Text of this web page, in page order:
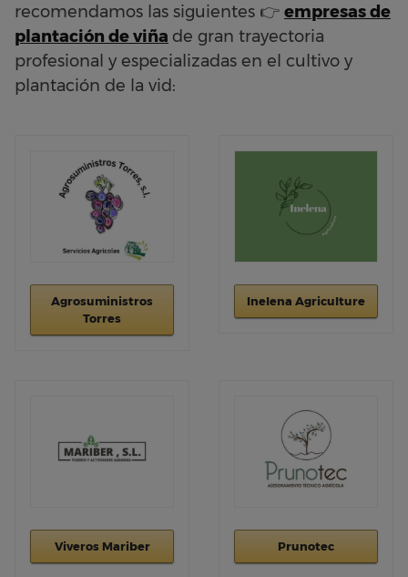
recomendamos las siguientes 👉 empresas de
plantación de viña de gran trayectoria
profesional y especializadas en el cultivo y
plantación de la vid:
Agrosuministros
Torres
Inelena Agriculture
Viveros Mariber Prunotec